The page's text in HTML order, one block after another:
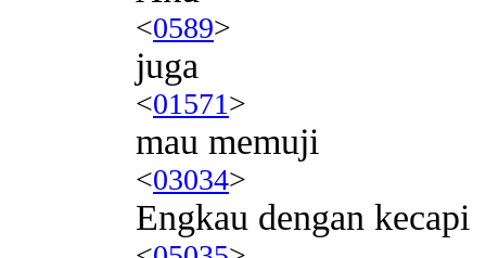
<0589>
juga
<01571>
mau memuji
<03034>
Engkau dengan kecapi